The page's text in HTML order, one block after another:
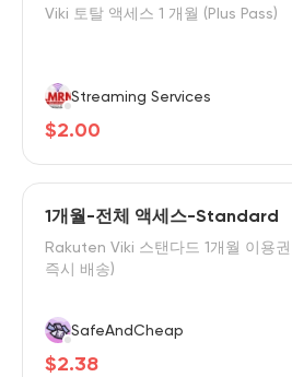
Viki 토탈 액세스 1 개월 (Plus Pass)
Streaming Services
$2.00
1개월-전체 액세스-Standard
Rakuten Viki 스탠다드 1개월 이용권
즉시 배송)
SafeAndCheap
$2.38